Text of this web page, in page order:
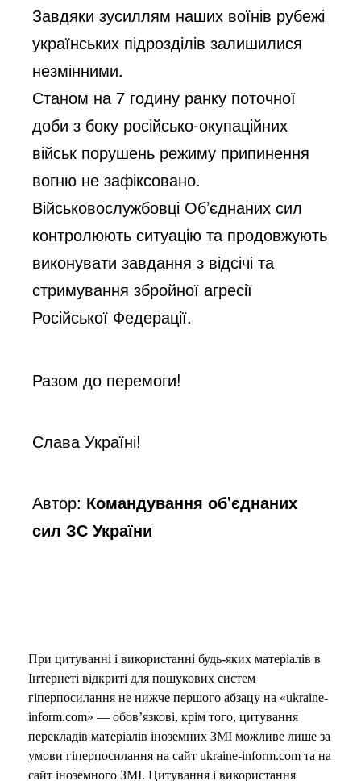
Завдяки зусиллям наших воїнів рубежі
українських підрозділів залишилися
незмінними.
Станом на 7 годину ранку поточної
доби з боку російсько-окупаційних
військ порушень режиму припинення
вогню не зафіксовано.
Військовослужбовці Об’єднаних сил
контролюють ситуацію та продовжують
виконувати завдання з відсічі та
стримування збройної агресії
Російської Федерації.
Разом до перемоги!
Слава Україні!
Автор: Командування об'єднаних
сил ЗС України
При цитуванні і використанні будь-яких матеріалів в
Інтернеті відкриті для пошукових систем
гіперпосилання не нижче першого абзацу на «ukraine-
inform.com» — обов’язкові, крім того, цитування
перекладів матеріалів іноземних ЗМІ можливе лише за
умови гіперпосилання на сайт ukraine-inform.com та на
сайт іноземного ЗМІ. Цитування і використання